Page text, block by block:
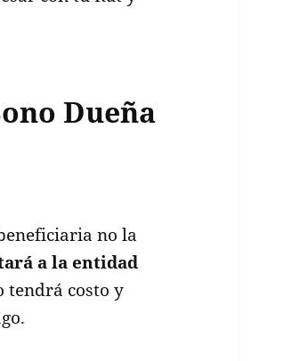
Dueña
no la
a la entidad
tendrá costo y